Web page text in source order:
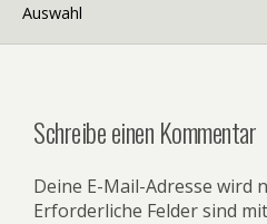
Auswahl
Schreibe einen Kommentar
Deine E-Mail-Adresse wird
Erforderliche Felder sind mit